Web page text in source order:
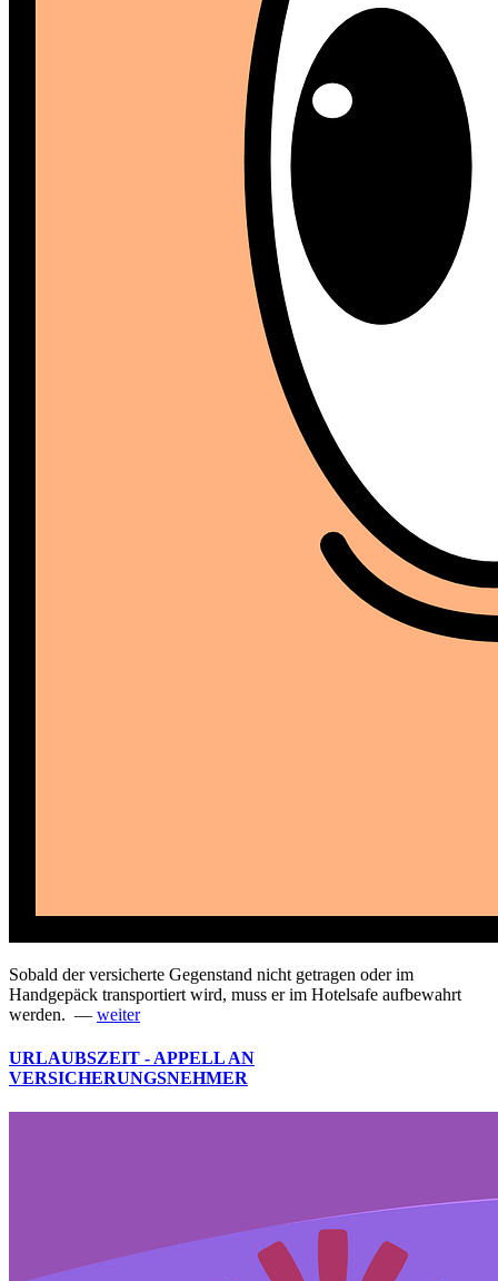
Sobald der versicherte Gegenstand nicht getragen oder im
Handgepäck transportiert wird, muss er im Hotelsafe aufbewahrt
werden. — weiter
URLAUBSZEIT - APPELL AN
VERSICHERUNGSNEHMER